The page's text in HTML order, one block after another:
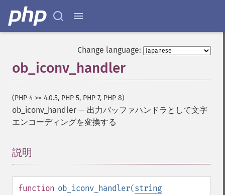
Change language:
ob_iconv_handler
(PHP 4 >= 4.0.5, PHP 5, PHP 7, PHP 8)
ob_iconv_handler — 出力バッファハンドラとして文字
エンコーディングを変換する
説明
function ob_iconv_handler(string